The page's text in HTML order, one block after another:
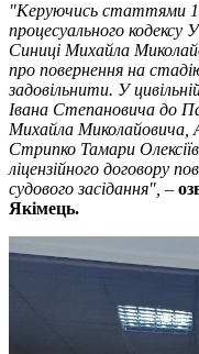
"Керуючись статтями
процесуального кодексу
Синиці Михайла
про повернення на
задовільнити. У
Івана Степановича до
Михайла Миколайовича,
Стрипко Тамари
ліцензійного договору
судового засідання", –
Якімець.